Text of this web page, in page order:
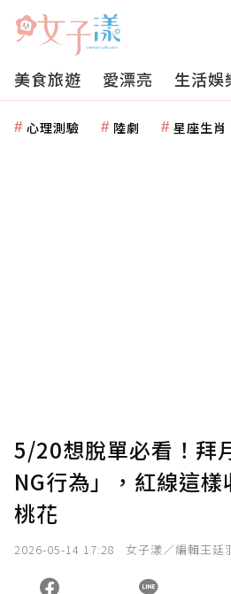
美食旅遊 愛漂亮 生活娛
心理測驗 陸劇 星座生肖
5/20想脫單必看！拜
NG行為」，紅線這
桃花
2026-05-14 17:28 女子漾／編輯王廷